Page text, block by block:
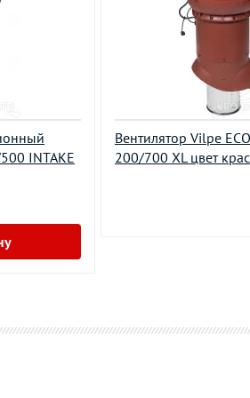
INTAKE
Вентилятор Vilpe
200/700 XL цвет